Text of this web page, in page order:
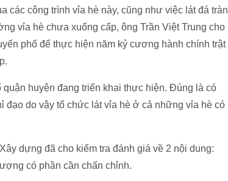
công trình vỉa hè này, cũng như việc lát đá tràn
vỉa hè chưa xuống cấp, ông Trần Việt Trung cho
phố để thực hiện năm kỷ cương hành chính trật
huyện đang triển khai thực hiện. Đúng là có
đạo do vậy tổ chức lát vỉa hè ở cả những vỉa hè có
dựng đã cho kiểm tra đánh giá về 2 nội dung:
có phần cần chấn chỉnh.